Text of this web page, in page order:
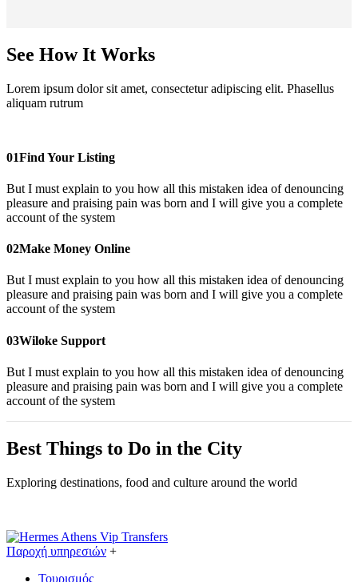
See How It Works
Lorem ipsum dolor sit amet, consectetur adipiscing elit. Phasellus
aliquam rutrum
01Find Your Listing
But I must explain to you how all this mistaken idea of denouncing
pleasure and praising pain was born and I will give you a complete
account of the system
02Make Money Online
But I must explain to you how all this mistaken idea of denouncing
pleasure and praising pain was born and I will give you a complete
account of the system
03Wiloke Support
But I must explain to you how all this mistaken idea of denouncing
pleasure and praising pain was born and I will give you a complete
account of the system
Best Things to Do in the City
Exploring destinations, food and culture around the world
Παροχή υπηρεσιών +
Τουρισμός